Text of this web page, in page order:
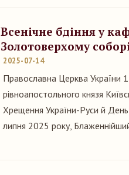
Всенічне бдіння у
Золотоверхому
2025-07-14
Православна Церква України
рівноапостольного князя
Хрещення України-Руси й
липня 2025 року,